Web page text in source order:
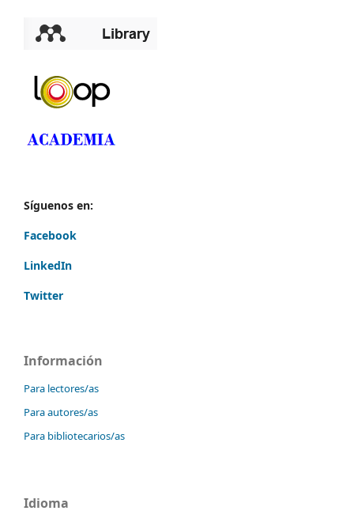
Síguenos en:
Facebook
LinkedIn
Twitter
Información
Para lectores/as
Para autores/as
Para bibliotecarios/as
Idioma